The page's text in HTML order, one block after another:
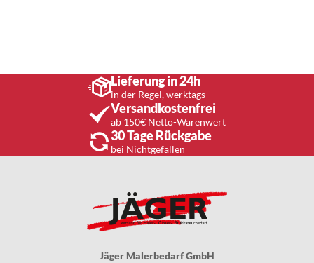
Lieferung in 24h
in der Regel, werktags
Versandkostenfrei
ab 150€ Netto-Warenwert
30 Tage Rückgabe
bei Nichtgefallen
Jäger Malerbedarf GmbH